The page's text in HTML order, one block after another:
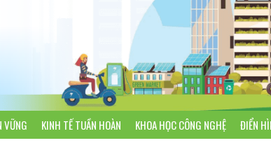
VỮNG KINH TẾ TUẦN HOÀN KHOA HỌC CÔNG NGHỆ ĐIỂN